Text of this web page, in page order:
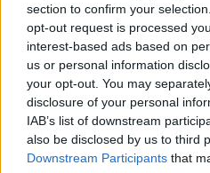
section to confirm your
opt-out request is processed
interest-based ads based on
us or personal information
your opt-out. You may
disclosure of your personal
IAB’s list of downstream
also be disclosed by us to third
Downstream Participants that